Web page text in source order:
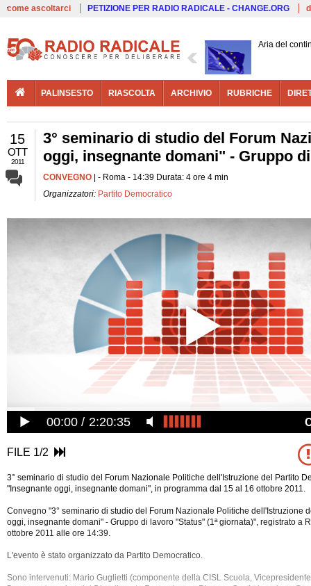
come ascoltarci PETIZIONE PER RADIO RADICALE - CHANGE.ORG
Aria del
PALINSESTO RIASCOLTA ARCHIVIO RUBRICHE
15
OTT
2011
3° seminario di studio del Forum
oggi, insegnante domani" - Gruppo
CONVEGNO | - Roma - 14:39 Durata: 4 ore 4 min
Organizzatori: Partito Democratico
00:00 2:20:35
FILE 1/2
3° seminario di studio del Forum Nazionale Politiche dell'Istruzione del Partito
"Insegnante oggi, insegnante domani", in programma dal 15 al 16 ottobre 2011.
Convegno "3° seminario di studio del Forum Nazionale Politiche dell'Istruzione
oggi, insegnante domani" - Gruppo di lavoro "Status" (1ª giornata)", registrato a
ottobre 2011 alle ore 14:39.
L'evento è stato organizzato da Partito Democratico.
Sono intervenuti: Mario Guglietti (componente della CISL Scuola,